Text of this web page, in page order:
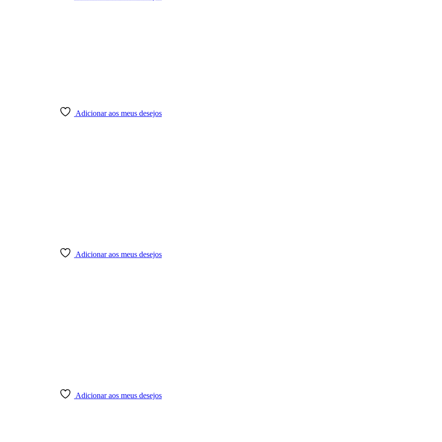
Adicionar aos meus desejos
Adicionar aos meus desejos
Adicionar aos meus desejos